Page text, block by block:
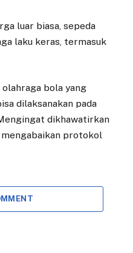
luar biasa, sepeda
laku keras, termasuk
olahraga bola yang
dilaksanakan pada
dikhawatirkan
protokol